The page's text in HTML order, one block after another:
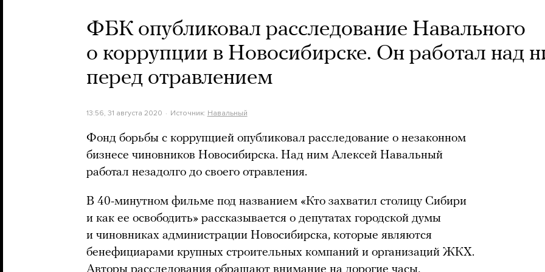
ФБК опубликовал расследование Навального
о коррупции в Новосибирске. Он работал над
перед отравлением
13:56, 31 августа 2020 Источник: Навальный
Фонд борьбы с коррупцией опубликовал расследование о незаконном
бизнесе чиновников Новосибирска. Над ним Алексей Навальный
работал незадолго до своего отравления.
В 40-минутном фильме под названием «Кто захватил столицу Сибири
и как ее освободить» рассказывается о депутатах городской думы
и чиновниках администрации Новосибирска, которые являются
бенефициарами крупных строительных компаний и организаций ЖКХ.
Авторы расследования обращают внимание на дорогие часы,